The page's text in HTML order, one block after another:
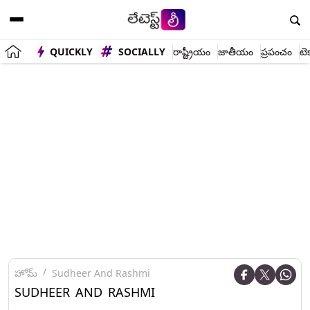
QUICKLY SOCIALLY రాష్ట్రీయం జాతీయం ప్రపంచం
హోమ్ Sudheer And Rashmi
SUDHEER AND RASHMI